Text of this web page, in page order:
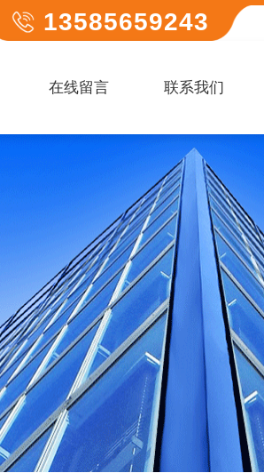
13585659243
在线留言 联系我们